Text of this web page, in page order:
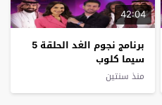
42:04
برنامج نجوم الغد الحلقة 5
سيما كلوب
منذ سنتين